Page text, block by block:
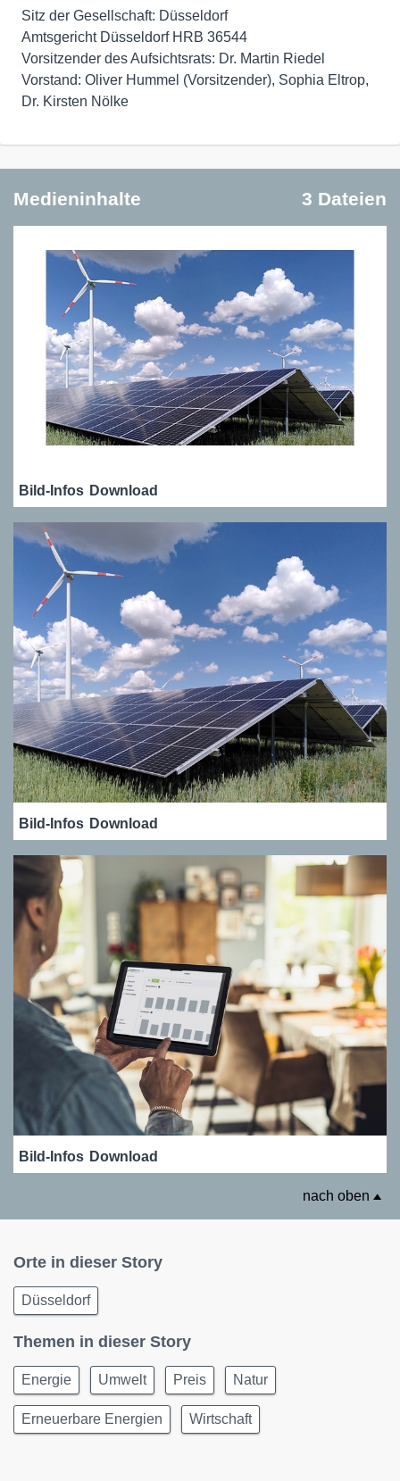
Sitz der Gesellschaft: Düsseldorf
Amtsgericht Düsseldorf HRB 36544
Vorsitzender des Aufsichtsrats: Dr. Martin Riedel
Vorstand: Oliver Hummel (Vorsitzender), Sophia Eltrop,
Dr. Kirsten Nölke
Medieninhalte 3 Dateien
Bild-Infos Download
Bild-Infos Download
Bild-Infos Download
nach oben
Orte in dieser Story
Düsseldorf
Themen in dieser Story
Energie Umwelt Preis Natur
Erneuerbare Energien Wirtschaft